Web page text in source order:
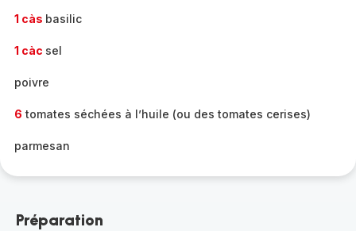
1 càs basilic
1 càc sel
poivre
6 tomates séchées à l’huile (ou des tomates cerises)
parmesan
Préparation